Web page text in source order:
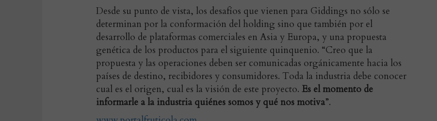
Desde su punto de vista, los desafíos que vienen para Giddings no sólo se
determinan por la conformación del holding sino que también por el
desarrollo de plataformas comerciales en Asia y Europa, y una propuesta
genética de los productos para el siguiente quinquenio. “Creo que la
propuesta y las operaciones deben ser comunicadas orgánicamente hacia los
países de destino, recibidores y consumidores. Toda la industria debe conocer
cual es el origen, cual es la visión de este proyecto. Es el momento de
informarle a la industria quiénes somos y qué nos motiva”.